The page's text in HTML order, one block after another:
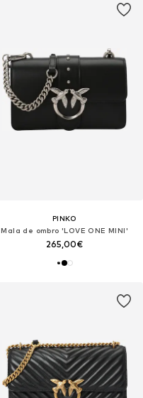
PINKO
Mala de ombro 'LOVE ONE MINI'
265,00€